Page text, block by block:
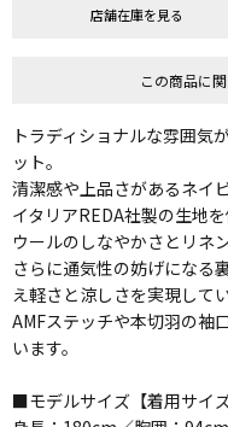
店舗在庫を見る
この商品に
トラディショナルな雰囲気
ット。
清潔感や上品さがあるネイ
イタリアREDA社製の生地
ウールのしなやかさとリネ
さらに通気性の妨げになる
え軽さと涼しさを実現してい
AMFステッチや本切羽の袖
います。
■モデルサイズ【着用サイズ